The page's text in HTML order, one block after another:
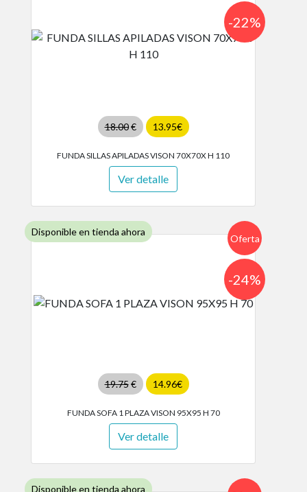
18.00€ 13.95€
-22%
FUNDA SILLAS APILADAS VISON 70X70X H 110
Ver detalle
Disponible en tienda ahora
Oferta
19.75€ 14.96€
-24%
FUNDA SOFA 1 PLAZA VISON 95X95 H 70
Ver detalle
Disponible en tienda ahora